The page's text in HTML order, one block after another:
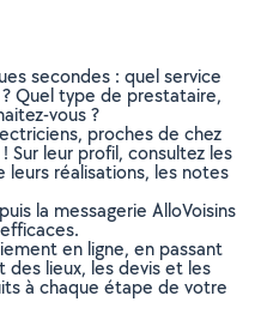
secondes : quel service
Quel type de prestataire,
vous ?
proches de chez
Sur leur profil, consultez les
réalisations, les notes
la messagerie AlloVoisins
en ligne, en passant
des lieux, les devis et les
à chaque étape de votre